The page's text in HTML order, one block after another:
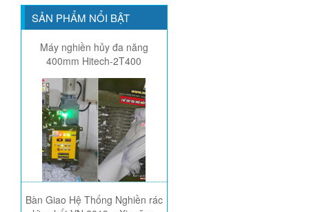
SẢN PHẨM NỔI BẬT
Máy nghiền hủy đa năng
400mm Hitech-2T400
Bàn Giao Hệ Thống Nghiền rác